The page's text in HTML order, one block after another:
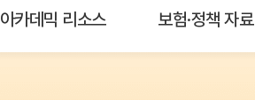
아카데믹 리소스 보험·정책 자료